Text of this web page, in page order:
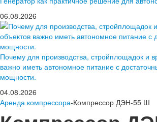
06.08.2026
Почему для производства, стройплощадок и
важно иметь автономное питание с
мощности.
04.08.2026
Аренда компрессора-Компрессор ДЭН-55 Ш